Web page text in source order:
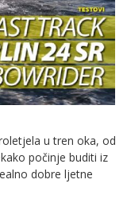
u tren oka, od
počinje buditi iz
dobre ljetne